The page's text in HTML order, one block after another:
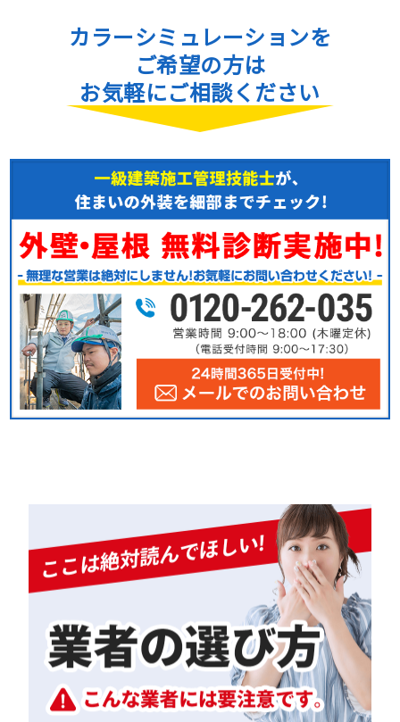
カラーシミュレーションを
ご希望の方は
お気軽にご相談ください